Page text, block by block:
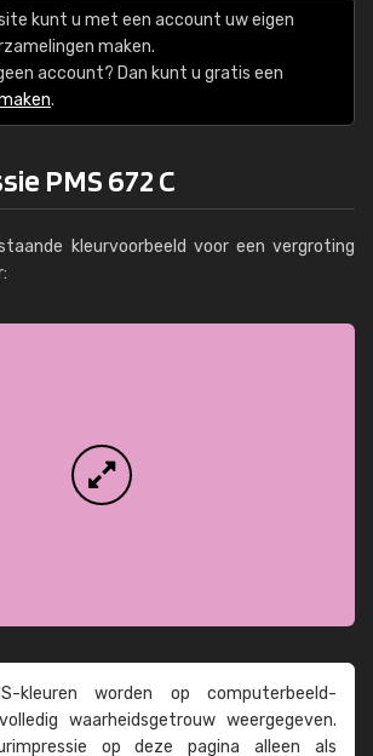
kunt u met een account uw eigen
maken.
account? Dan kunt u gratis een
.
PMS 672 C
kleurvoorbeeld voor een vergroting
kleuren worden op computer­beeld­
waarheids­­getrouw weer­gegeven.
op deze pagina alleen als